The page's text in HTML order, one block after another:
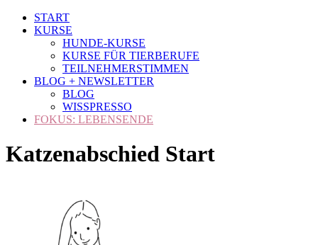
START
KURSE
HUNDE-KURSE
KURSE FÜR TIERBERUFE
TEILNEHMERSTIMMEN
BLOG + NEWSLETTER
BLOG
WISSPRESSO
FOKUS: LEBENSENDE
Katzenabschied Start